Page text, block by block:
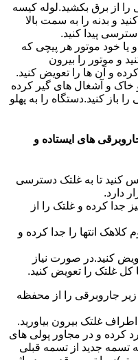
را از برق بکشید.لوله کیسه
و بدنه را به سمت بالا
پیدا کنید.
خود موتور هر پیچی که
و موتور را بیرون
و آن ها را تعویض کنید.
و آشغال های گیر کرده
باز کنید.دستگاه را به پهلو
های ایستاده و
کنید تا به غلتک دسترسی
دارد.
جدا کرده و غلتک را از
انتها را جدا کرده و
کنید.در صورت نیاز
غلتک را تعویض کنید.
جاروبرقی را از محفظه
غلتک بیرون بیاورید.
کرده و در مجاور پولی های
تسمه جدید از تسمه قبلی